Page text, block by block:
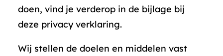
doen, vind je verderop in de bijlage bij
deze privacy verklaring.
Wij stellen de doelen en middelen vast